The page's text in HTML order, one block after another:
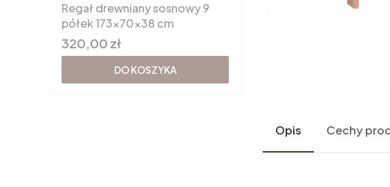
Regał drewniany sosnowy 9
półek 173x70x38 cm
Cena
320,00 zł
DO KOSZYKA
Opis Cechy